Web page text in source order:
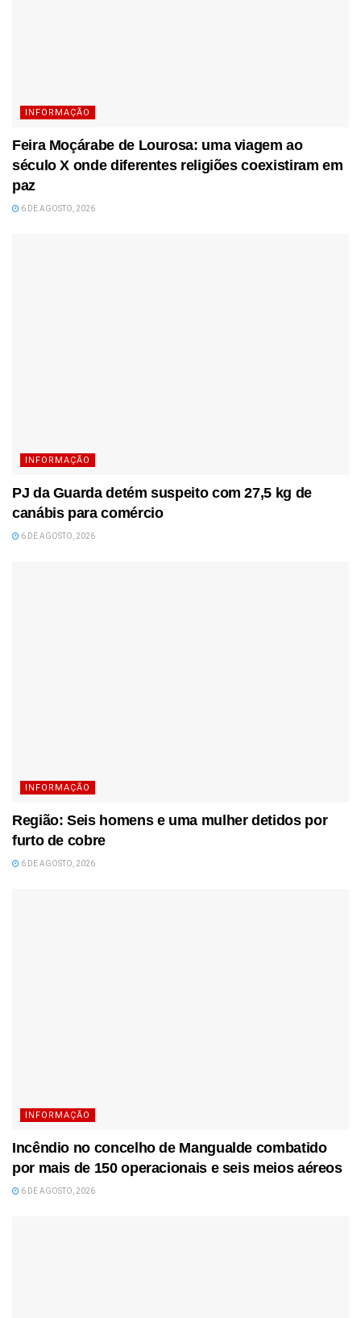
INFORMAÇÃO
Feira Moçárabe de Lourosa: uma viagem ao
século X onde diferentes religiões coexistiram em
paz
6 DE AGOSTO, 2026
INFORMAÇÃO
PJ da Guarda detém suspeito com 27,5 kg de
canábis para comércio
6 DE AGOSTO, 2026
INFORMAÇÃO
Região: Seis homens e uma mulher detidos por
furto de cobre
6 DE AGOSTO, 2026
INFORMAÇÃO
Incêndio no concelho de Mangualde combatido
por mais de 150 operacionais e seis meios aéreos
6 DE AGOSTO, 2026